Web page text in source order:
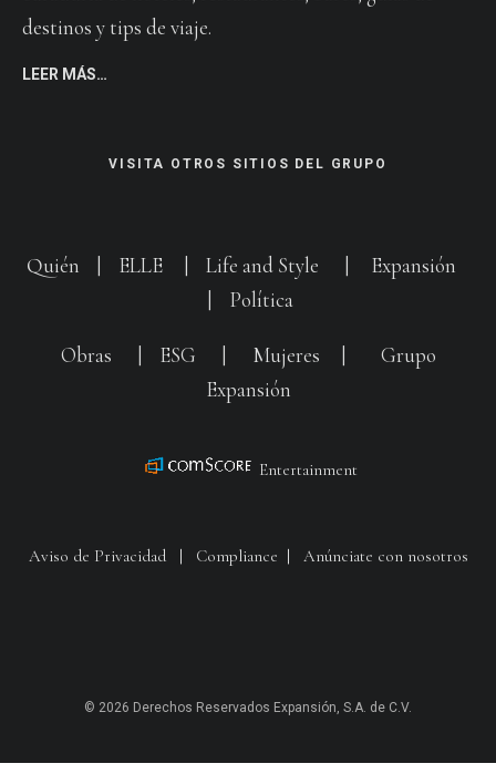
destinos y tips de viaje.
LEER MÁS…
VISITA OTROS SITIOS DEL GRUPO
Quién ELLE Life and Style
Expansión
Política
Obras ESG Mujeres
Grupo
Expansión
Entertainment
Aviso de Privacidad| Compliance | Anúnciate con nosotros
© 2026 Derechos Reservados Expansión, S.A. de C.V.